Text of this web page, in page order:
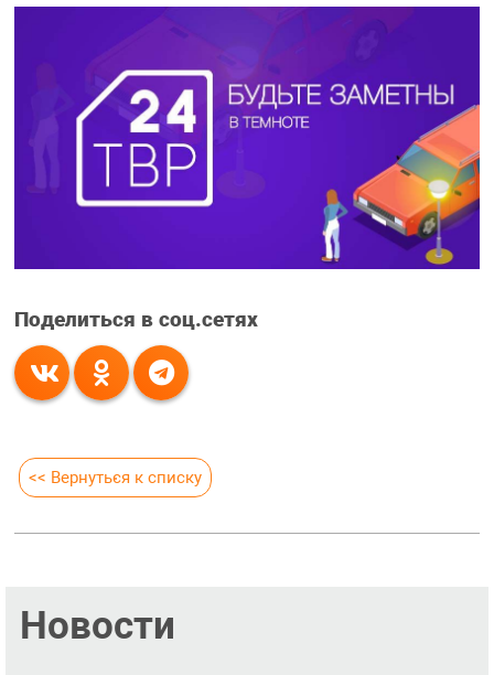
Поделиться в соц.сетях
<< Вернуться к списку
Новости